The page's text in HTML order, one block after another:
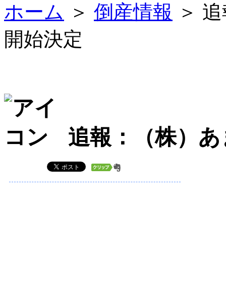
ホーム ＞ 倒産情報 ＞
開始決定
追報：（株）